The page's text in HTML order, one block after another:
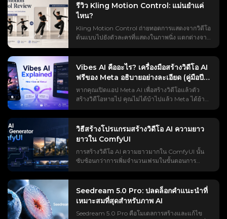
รีวิว Kling Motion Control: แม่นยำแค่
ไหน?
Kling Motion Control ถ่ายทอดการแสดงจากวิดีโอ
ต้นแบบไปยังตัวละครที่แสดงในภาพนิ่ง แตกต่างจาก
อาศัยเพียงแค่คำสั่งเพื่อเดาว่าตัวแบบควรเคลื่อนไหว
อย่างไร คลิปอ้างอิงจะควบคุมจังหวะ การเปลี่ยน
ท่าทาง การเคลื่อนไหวของศีรษะ และการแสดงออก
ทางสีหน้าส่วนใหญ่ เดโมอย่างเป็นทางการดูราบรื่นดี
แต่ความน่าเชื่อถือในความเป็นจริงยังคงขึ้นอยู่กับ
ความเร็วในการเคลื่อนไหว การจัดเฟรมตัวละคร มุม
ใบหน้า และการบดบังแสง โดยรวมแล้ว ระบบ
ควบคุมการเคลื่อนไหวของ Kling ทำงานได้ดีที่สุด
สำหรับการเคลื่อนไหวของร่างกายที่ชัดเจนและต่อ
เนื่อง ในขณะที่มือ อุปกรณ์ประกอบฉาก และการ
Kling Motion Control คืออะไร? Kling Motion
Control ใช้ภาพตัวละครและวิดีโออ้างอิงเพื่อ
ถ่ายทอดการเคลื่อนไหวจริง เช่น ท่าทาง จังหวะ การ
บางส่วน ไปสู่ตัวละคร แตกต่างจากเทคโนโลยีแปลง
ภาพเป็นวิดีโอแบบมาตรฐาน ซึ่งสร้างการเคลื่อนไหว
จากข้อความที่กำหนดไว้ เทคโนโลยีนี้จะคัดลอกการ
Vibes AI คืออะไร? เครื่องมือสร้างวิดีโอ AI
ฟรีของ Meta อธิบายอย่างละเอียด (คู่มือปี
2026)
หากคุณเปิดแอป Meta AI เพื่อสร้างวิดีโอแล้วตัว
สร้างวิดีโอหายไป คุณไม่ได้บ้าไปแล้ว Meta ได้ย้าย
สร้างความสับสนมากที่สุดในหมวดวิดีโอ AI อย่าง
เงียบๆ ปัญหาคือชื่อนี้ชี้ไปในสามทิศทางพร้อมกัน
ได้แก่ Meta Vibes (ฟีดข่าว), Vibes.ai (ตัวสร้าง
บรรยากาศ) และแอปเลียนแบบ "vibe" อีกมากมายที่
ไม่มีส่วนเกี่ยวข้องกับ Meta เลย ยิ่งไปกว่านั้น ยังไม่มี
ใครเห็นพ้องกันว่ามันฟรีจริงหรือไม่ สามารถปิด
ลายน้ำได้หรือไม่ หรือทำไมมันถึงโหลดไม่ได้ในบาง
ประเทศ คู่มือนี้จะอธิบายทุกอย่างโดยละเอียดไว้ในที่
เดียว คุณจะได้รับคำจำกัดความที่เข้าใจง่าย คำ
แนะนำทีละขั้นตอนสำหรับการสร้างและแก้ไขวิดีโอ
คำตอบที่ตรงไปตรงมาเกี่ยวกับคำถามเรื่องการใช้
งานฟรีและการใส่ลายน้ำ วิธีแก้ไขข้อผิดพลาดที่ผู้ใช้
วิธีสร้างโปรแกรมสร้างวิดีโอ AI ความยาว
ยาวใน ComfyUI
การสร้างวิดีโอ AI ความยาวมากใน ComfyUI นั้น
ซับซ้อนกว่าการเพิ่มจำนวนเฟรมในขั้นตอนการ
ขึ้นจะต้องการหน่วยความจำ GPU มากขึ้น รวมถึง
เวลาในการสร้างวิดีโอ ความสม่ำเสมอของการ
เคลื่อนไหว และความเสถียรของตัวละคร ขั้นตอนการ
ทำงานของ ComfyUI ซึ่งเป็นโปรแกรมสร้างวิดีโอ AI
ความยาวที่ใช้งานได้จริง มักจะผสมผสานสามวิธีเข้า
Seedream 5.0 Pro: ปลดล็อกคำแนะนำที่
เหมาะสมที่สุดสำหรับภาพ AI
Seedream 5.0 Pro คือโมเดลการสร้างและแก้ไข